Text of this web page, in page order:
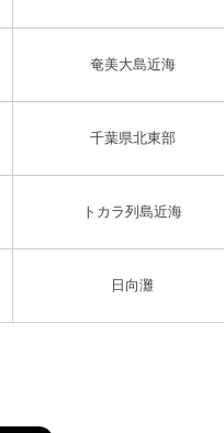
奄美大島近海
千葉県北東部
トカラ列島近海
日向灘